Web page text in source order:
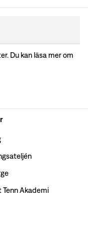
Du kan läsa mer om
Tenn Akademi